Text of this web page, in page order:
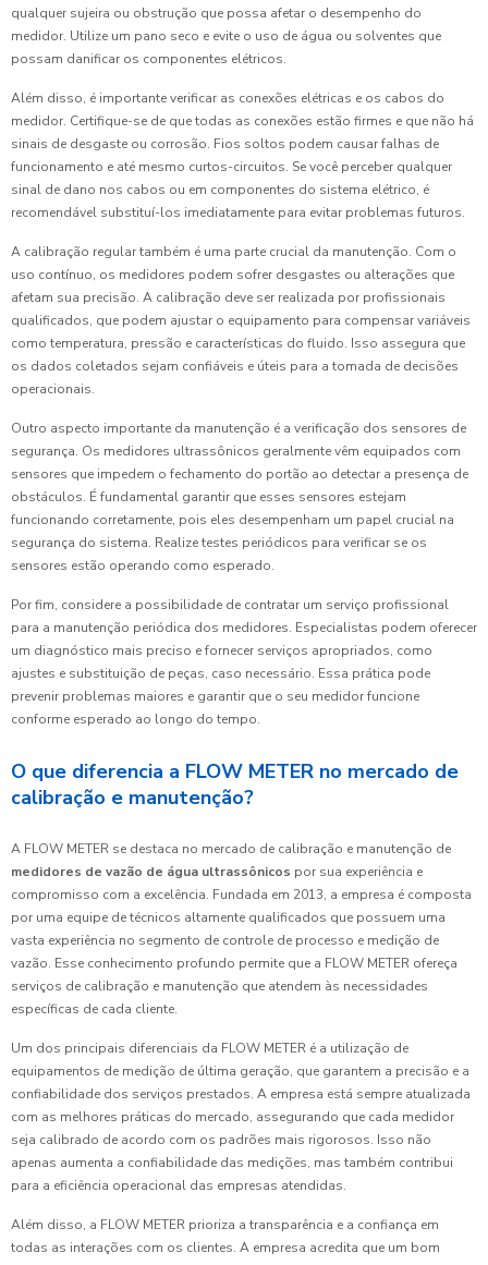
qualquer sujeira ou obstrução que possa afetar o desempenho do
medidor. Utilize um pano seco e evite o uso de água ou solventes que
possam danificar os componentes elétricos.
Além disso, é importante verificar as conexões elétricas e os cabos do
medidor. Certifique-se de que todas as conexões estão firmes e que não há
sinais de desgaste ou corrosão. Fios soltos podem causar falhas de
funcionamento e até mesmo curtos-circuitos. Se você perceber qualquer
sinal de dano nos cabos ou em componentes do sistema elétrico, é
recomendável substituí-los imediatamente para evitar problemas futuros.
A calibração regular também é uma parte crucial da manutenção. Com o
uso contínuo, os medidores podem sofrer desgastes ou alterações que
afetam sua precisão. A calibração deve ser realizada por profissionais
qualificados, que podem ajustar o equipamento para compensar variáveis
como temperatura, pressão e características do fluido. Isso assegura que
os dados coletados sejam confiáveis e úteis para a tomada de decisões
operacionais.
Outro aspecto importante da manutenção é a verificação dos sensores de
segurança. Os medidores ultrassônicos geralmente vêm equipados com
sensores que impedem o fechamento do portão ao detectar a presença de
obstáculos. É fundamental garantir que esses sensores estejam
funcionando corretamente, pois eles desempenham um papel crucial na
segurança do sistema. Realize testes periódicos para verificar se os
sensores estão operando como esperado.
Por fim, considere a possibilidade de contratar um serviço profissional
para a manutenção periódica dos medidores. Especialistas podem oferecer
um diagnóstico mais preciso e fornecer serviços apropriados, como
ajustes e substituição de peças, caso necessário. Essa prática pode
prevenir problemas maiores e garantir que o seu medidor funcione
conforme esperado ao longo do tempo.
O que diferencia a FLOW METER no mercado de
calibração e manutenção?
A FLOW METER se destaca no mercado de calibração e manutenção de
medidores de vazão de água ultrassônicos por sua experiência e
compromisso com a excelência. Fundada em 2013, a empresa é composta
por uma equipe de técnicos altamente qualificados que possuem uma
vasta experiência no segmento de controle de processo e medição de
vazão. Esse conhecimento profundo permite que a FLOW METER ofereça
serviços de calibração e manutenção que atendem às necessidades
específicas de cada cliente.
Um dos principais diferenciais da FLOW METER é a utilização de
equipamentos de medição de última geração, que garantem a precisão e a
confiabilidade dos serviços prestados. A empresa está sempre atualizada
com as melhores práticas do mercado, assegurando que cada medidor
seja calibrado de acordo com os padrões mais rigorosos. Isso não
apenas aumenta a confiabilidade das medições, mas também contribui
para a eficiência operacional das empresas atendidas.
Além disso, a FLOW METER prioriza a transparência e a confiança em
todas as interações com os clientes. A empresa acredita que um bom